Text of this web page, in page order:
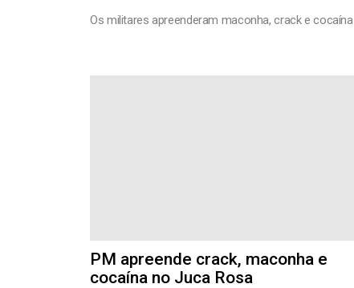
Os militares apreenderam maconha, crack e cocaína
PM apreende crack, maconha e
cocaína no Juca Rosa